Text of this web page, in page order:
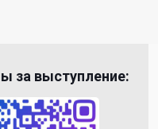
за выступление: